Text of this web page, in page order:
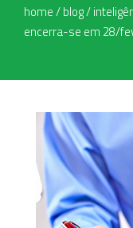
home/blog/
encerra-se em 28/